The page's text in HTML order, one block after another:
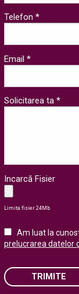
Telefon *
Email *
Solicitarea ta *
Incarcă Fisier
Limita fisier 24Mb
Am luat la
prelucrarea datelor
TRIMITE